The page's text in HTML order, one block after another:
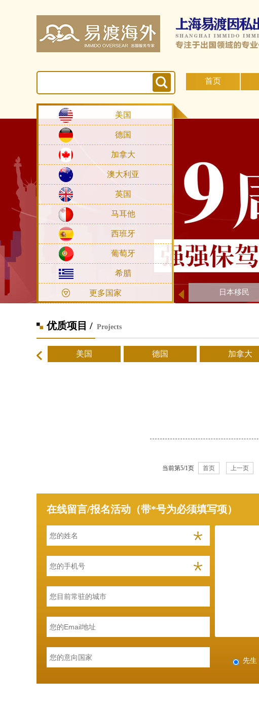
首页
美国
德国
加拿大
澳大利亚
英国
马耳他
西班牙
葡萄牙
希腊
更多国家 日本移民
优质项目 / Projects
美国 德国 加拿大
当前第5/1页 首页 上一页
在线留言/报名活动（带*号为必须填写项）
先生